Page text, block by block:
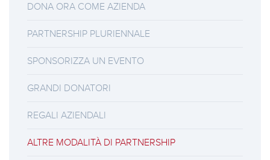
DONA ORA COME AZIENDA
PARTNERSHIP PLURIENNALE
SPONSORIZZA UN EVENTO
GRANDI DONATORI
REGALI AZIENDALI
ALTRE MODALITÀ DI PARTNERSHIP